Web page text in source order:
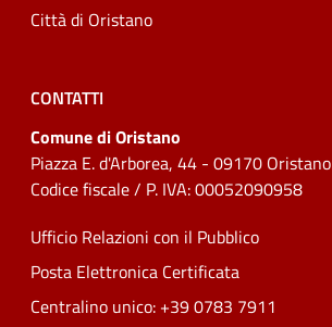
Città di Oristano
CONTATTI
Comune di Oristano
Piazza E. d'Arborea, 44 - 09170 Oristano
Codice fiscale / P. IVA: 00052090958
Ufficio Relazioni con il Pubblico
Posta Elettronica Certificata
Centralino unico: +39 0783 7911